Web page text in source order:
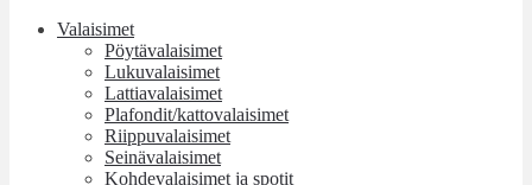
Valaisimet
Pöytävalaisimet
Lukuvalaisimet
Lattiavalaisimet
Plafondit/kattovalaisimet
Riippuvalaisimet
Seinävalaisimet
Kohdevalaisimet ja spotit